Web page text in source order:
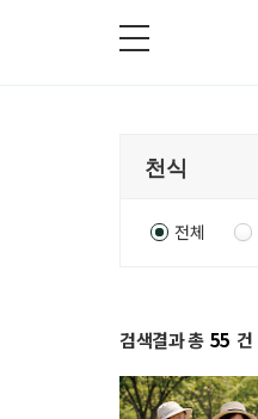
전체
검색결과 총 55 건